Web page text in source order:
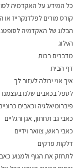
כל המידע על האקדמיה
קורס מורים לפלדנקרייז
הבלוג של האקדמיה
הvלוג
מדברים רכות
דף הבית
איך אני יכולה לעזור לך
לטפל בכאבים שלנו בעצמנו
פיברומיאלגיה וכאבים
כאבי גב תחתון, אגן ורגליים
כאבי ראש, צוואר וידיים
דלקות פרקים
לתחזק את הגוף ולמנוע כאב